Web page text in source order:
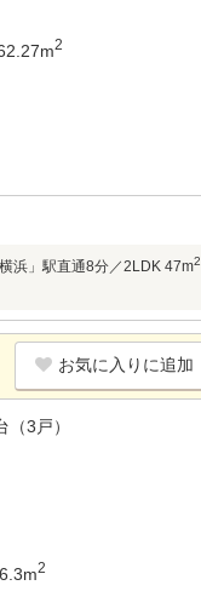
2
浜」駅直通8分／2LDK 47m2
お気に入りに追加
3戸）
2